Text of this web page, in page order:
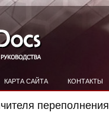
КАРТА САЙТА КОНТАКТЫ
переполнения